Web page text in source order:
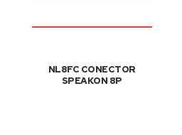
NL8FC CONECTOR
SPEAKON 8P